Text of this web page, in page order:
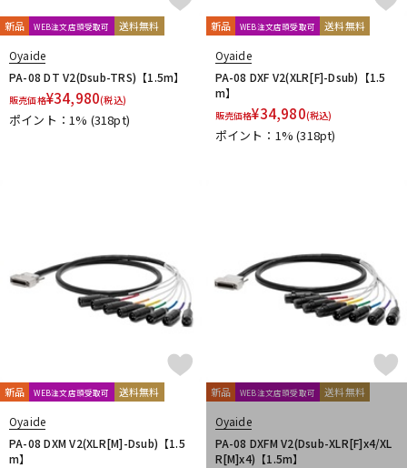
新品 WEB注文店頭受取可 送料無料
Oyaide
PA-08 DT V2(Dsub-TRS)【1.5m】
販売価格¥34,980(税込)
ポイント：1% (318pt)
新品 WEB注文店頭受取可 送料無料
Oyaide
PA-08 DXF V2(XLR[F]-Dsub)【1.5
m】
販売価格¥34,980(税込)
ポイント：1%(318pt)
新品 WEB注文店頭受取可 送料無料
Oyaide
PA-08 DXM V2(XLR[M]-Dsub)【1.5
m】
新品 WEB注文店頭受取可 送料無料
Oyaide
PA-08 DXFM V2(Dsub-XLR[F]x4/XL
R[M]x4)【1.5m】